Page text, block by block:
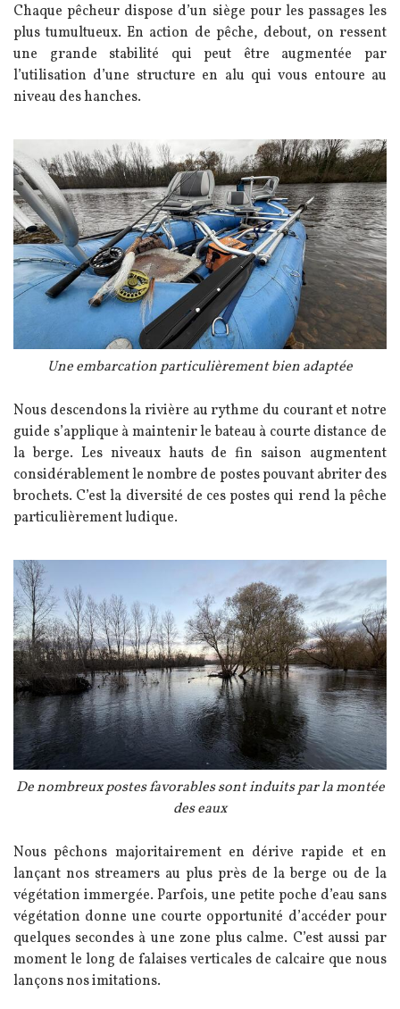
Texte
Chaque pêcheur dispose d’un siège pour les passages les
plus tumultueux. En action de pêche, debout, on ressent
une grande stabilité qui peut être augmentée par
l’utilisation d’une structure en alu qui vous entoure au
niveau des hanches.
LégendeUne embarcation particulièrement bien adaptée
Texte
Nous descendons la rivière au rythme du courant et notre
guide s’applique à maintenir le bateau à courte distance de
la berge. Les niveaux hauts de fin saison augmentent
considérablement le nombre de postes pouvant abriter des
brochets. C’est la diversité de ces postes qui rend la pêche
particulièrement ludique.
Image
Légende
De nombreux postes favorables sont induits par la montée
des eaux
Texte
Nous pêchons majoritairement en dérive rapide et en
lançant nos streamers au plus près de la berge ou de la
végétation immergée. Parfois, une petite poche d’eau sans
végétation donne une courte opportunité d’accéder pour
quelques secondes à une zone plus calme. C’est aussi par
moment le long de falaises verticales de calcaire que nous
lançons nos imitations.